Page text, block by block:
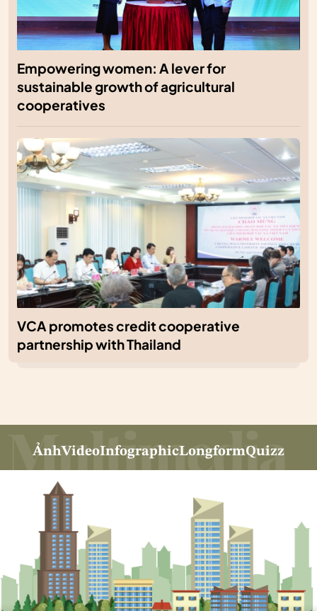
Empowering women: A lever for
sustainable growth of agricultural
cooperatives
VCA promotes credit cooperative
partnership with Thailand
ẢnhVideoInfographicLongformQuizz